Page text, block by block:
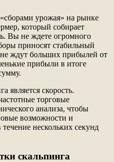
урожая» на рынке
который собирает
Вы не ждете огромного
приносят стабильный
ждут больших прибылей от
прибыли в итоге
является скорость.
торговые
анализа, чтобы
возможности и
нескольких секунд
скальпинга